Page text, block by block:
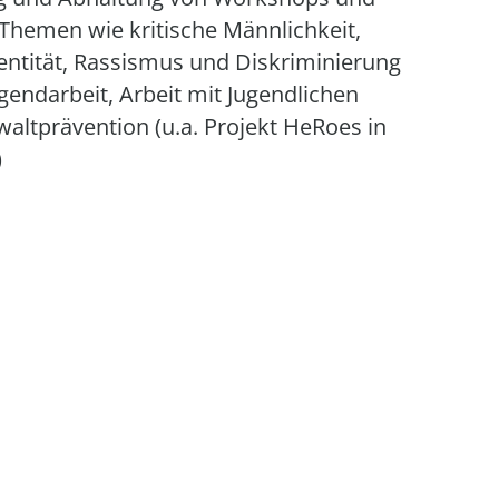
wie kritische Männlichkeit,
Rassismus und Diskriminierung
Arbeit mit Jugendlichen
(u.a. Projekt HeRoes in